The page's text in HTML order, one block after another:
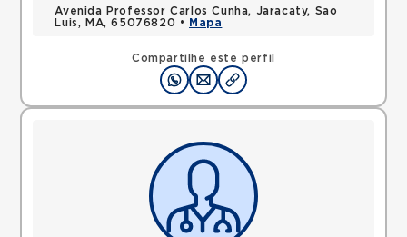
Compartilhe este perfil
Avenida Professor Carlos Cunha, Jaracaty, Sao
Luis, MA, 65076820 •
Mapa